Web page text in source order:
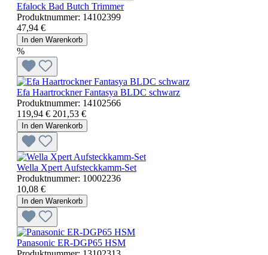
Efalock Bad Butch Trimmer
Produktnummer: 14102399
47,94 €
In den Warenkorb
%
Efa Haartrockner Fantasya BLDC schwarz
Produktnummer: 14102566
119,94 € 201,53 €
In den Warenkorb
Wella Xpert Aufsteckkamm-Set
Produktnummer: 10002236
10,08 €
In den Warenkorb
Panasonic ER-DGP65 HSM